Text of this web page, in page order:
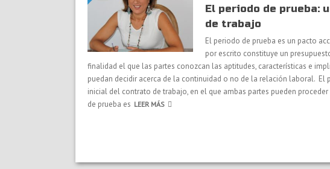
El periodo de prueba:
de trabajo
El periodo de prueba es un pacto
por escrito constituye un
finalidad el que las partes conozcan las aptitudes, características e
puedan decidir acerca de la continuidad o no de la relación laboral. El
inicial del contrato de trabajo, en el que ambas partes pueden
de prueba es LEER MÁS